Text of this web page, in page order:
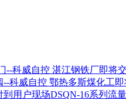
湛江钢铁厂即将
鄂热多斯煤化工
到用户现场DSQN-16系列流